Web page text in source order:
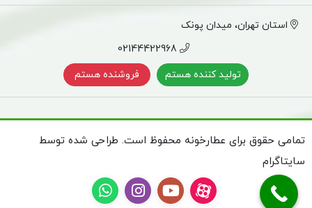
استان تهران، میدان پونک
02144422968
تولید کننده هستم
فروشنده هستم
تمامی حقوق برای عطارخونه محفوظ است. طراحی شده توسط
سایتاگرام